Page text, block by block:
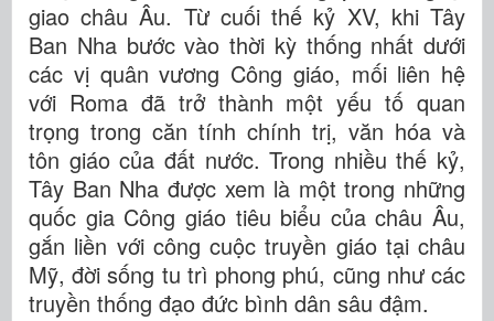
giao châu Âu. Từ cuối thế kỷ XV, khi Tây
Ban Nha bước vào thời kỳ thống nhất dưới
các vị quân vương Công giáo, mối liên hệ
với Roma đã trở thành một yếu tố quan
trọng trong căn tính chính trị, văn hóa và
tôn giáo của đất nước. Trong nhiều thế kỷ,
Tây Ban Nha được xem là một trong những
quốc gia Công giáo tiêu biểu của châu Âu,
gắn liền với công cuộc truyền giáo tại châu
Mỹ, đời sống tu trì phong phú, cũng như các
truyền thống đạo đức bình dân sâu đậm.